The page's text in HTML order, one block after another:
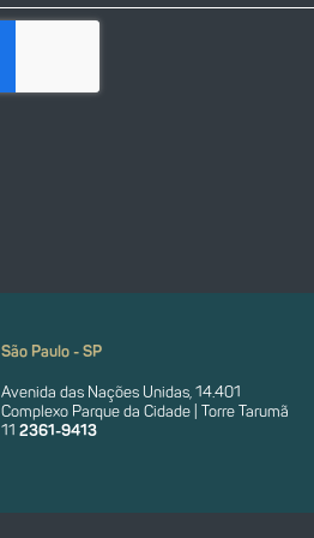
São Paulo - SP
Avenida das Nações Unidas, 14.401
Complexo Parque da Cidade | Torre Tarumã
11 2361-9413